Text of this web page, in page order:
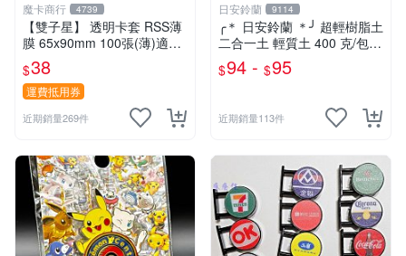
魔卡商行 4739
【雙子星】 透明卡套 RSS薄
膜 65x90mm 100張(薄)適用
桌遊 波波夫 POPOV 紙牌 Bo
ardgame
$38
運費抵用券
近期銷量269件
日安鈴蘭 9114
╭＊ 日安鈴蘭 ＊╯ 超輕樹脂土
二合一土 輕質土 400 克/包
兒童輕黏土 (新增 350克特調
色 可選)
$94 - $95
近期銷量113件